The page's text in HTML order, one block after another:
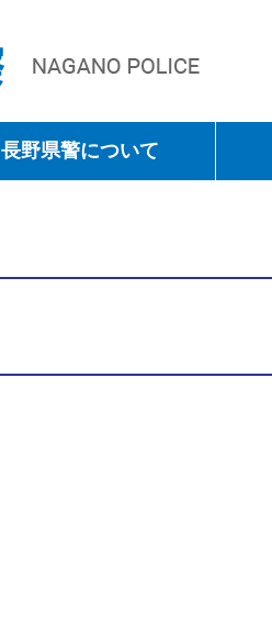
長野県警について